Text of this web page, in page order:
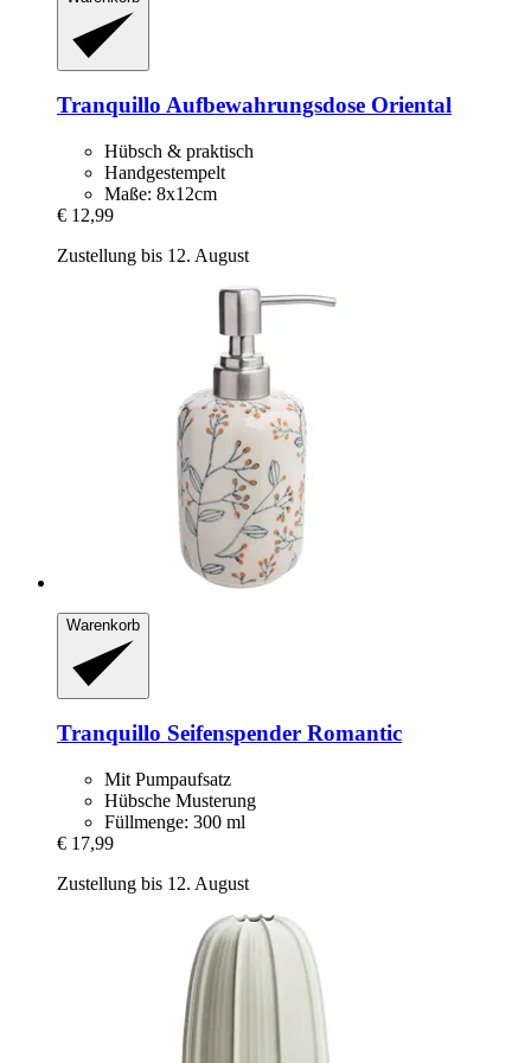
Tranquillo Aufbewahrungsdose Oriental
Hübsch & praktisch
Handgestempelt
Maße: 8x12cm
€ 12,99
Zustellung bis 12. August
Warenkorb
Tranquillo Seifenspender Romantic
Mit Pumpaufsatz
Hübsche Musterung
Füllmenge: 300 ml
€ 17,99
Zustellung bis 12. August